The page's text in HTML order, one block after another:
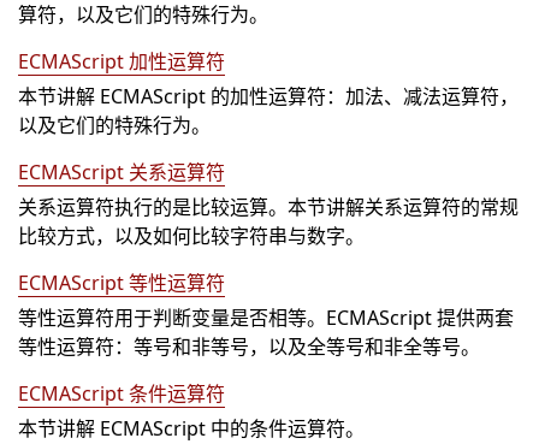
算符，以及它们的特殊行为。
ECMAScript 加性运算符
本节讲解 ECMAScript 的加性运算符：加法、减法运算符，
以及它们的特殊行为。
ECMAScript 关系运算符
关系运算符执行的是比较运算。本节讲解关系运算符的常规
比较方式，以及如何比较字符串与数字。
ECMAScript 等性运算符
等性运算符用于判断变量是否相等。ECMAScript 提供两套
等性运算符：等号和非等号，以及全等号和非全等号。
ECMAScript 条件运算符
本节讲解 ECMAScript 中的条件运算符。